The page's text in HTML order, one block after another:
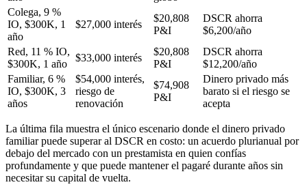
Colega, 9 %
IO, $300K, 1
año
$27,000 interés
$20,808
P&I
DSCR ahorra
$6,200/año
Red, 11 % IO,
$300K, 1 año
$33,000 interés
$20,808
P&I
DSCR ahorra
$12,200/año
Familiar, 6 %
IO, $300K, 3
años
$54,000 interés,
riesgo de
renovación
$74,908
P&I
Dinero privado más
barato si el riesgo se
acepta
La última fila muestra el único escenario donde el dinero privado
familiar puede superar al DSCR en costo: un acuerdo plurianual por
debajo del mercado con un prestamista en quien confías
profundamente y que puede mantener el pagaré durante años sin
necesitar su capital de vuelta.